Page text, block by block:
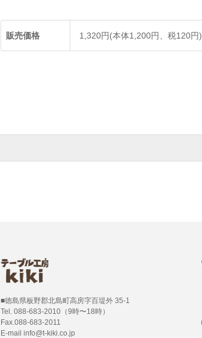
販売価格 1,320円(本体1,200円、税120円)
■徳島県板野郡北島町高房字百堤外 35-1
Tel. 088-683-2010（9時〜18時）
Fax.088-683-2011
E-mail info@t-kiki.co.jp